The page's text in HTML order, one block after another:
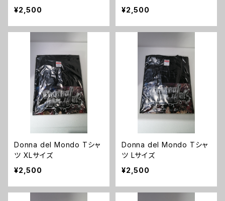
¥2,500
¥2,500
Donna del Mondo Tシャ
ツ XLサイズ
¥2,500
Donna del Mondo Tシャ
ツ Lサイズ
¥2,500